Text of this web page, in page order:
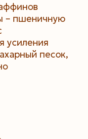
– пшеничную
усиления
песок,